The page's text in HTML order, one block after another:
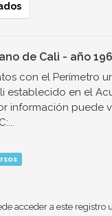
de Cali - año
con el Perímetro
establecido en el
información puede
acceder a este registro